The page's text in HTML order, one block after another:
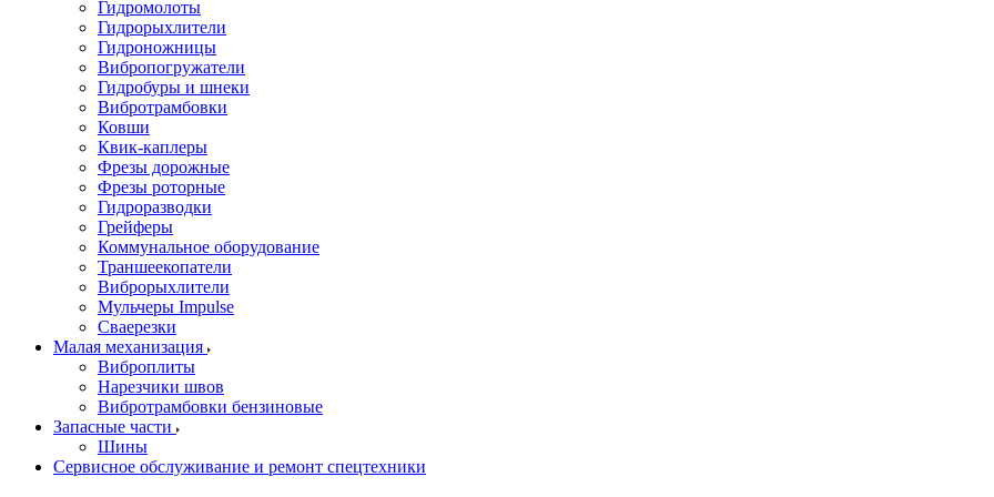
Гидромолоты
Гидрорыхлители
Гидроножницы
Вибропогружатели
Гидробуры и шнеки
Вибротрамбовки
Ковши
Квик-каплеры
Фрезы дорожные
Фрезы роторные
Гидроразводки
Грейферы
Коммунальное оборудование
Траншеекопатели
Виброрыхлители
Мульчеры Impulse
Сваерезки
Малая механизация
Виброплиты
Нарезчики швов
Вибротрамбовки бензиновые
Запасные части
Шины
Сервисное обслуживание и ремонт спецтехники